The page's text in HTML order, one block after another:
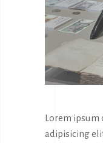
Lorem ipsum
adipisicing